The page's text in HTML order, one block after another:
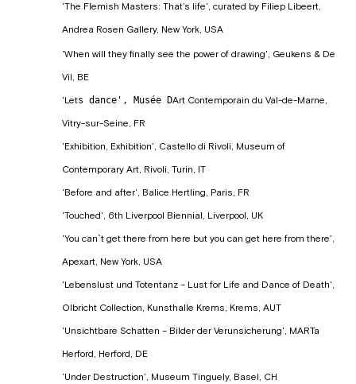
'The Flemish Masters: That’s life', curated by Filiep Libeert,
Andrea Rosen Gallery, New York, USA
'When will they finally see the power of drawing', Geukens & De
Vil, BE
'Lets dance', Musée DArt Contemporain du Val-de-Marne,
Vitry-sur-Seine, FR
'Exhibition, Exhibition', Castello di Rivoli, Museum of
Contemporary Art, Rivoli, Turin, IT
'Before and after', Balice Hertling, Paris, FR
'Touched', 6th Liverpool Biennial, Liverpool, UK
'You can`t get there from here but you can get here from there',
Apexart, New York, USA
'Lebenslust und Totentanz – Lust for Life and Dance of Death',
Olbricht Collection, Kunsthalle Krems, Krems, AUT
'Unsichtbare Schatten – Bilder der Verunsicherung', MARTa
Herford, Herford, DE
'Under Destruction', Museum Tinguely, Basel, CH